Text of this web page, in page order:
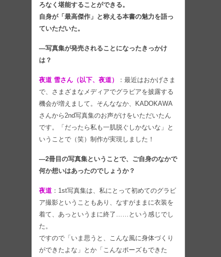
ろなく堪能することができる。
自身が「最高傑作」と称える本書の魅力を語っ
ていただいた。
―写真集が発売されることになったきっかけ
は？
夜道 雪さん（以下、夜道）
：最近はおかげさま
で、さまざまなメディアでグラビアを披露する
機会が増えまして。そんななか、KADOKAWA
さんから2nd写真集のお声がけをいただいたん
です。「だったら私も一肌脱ぐしかないな」と
いうことで（笑）制作が実現しました！
―2冊目の写真集ということで、ご自身のなかで
何か想いはあったのでしょうか？
夜道 ：1st写真集は、私にとって初めてのグラビ
ア撮影ということもあり、なすがままに衣装を
着て、あっというまに終了……という感じでし
た。
ですので「いま思うと、こんな風に身体づくり
ができたよな」とか「こんなポーズもできた